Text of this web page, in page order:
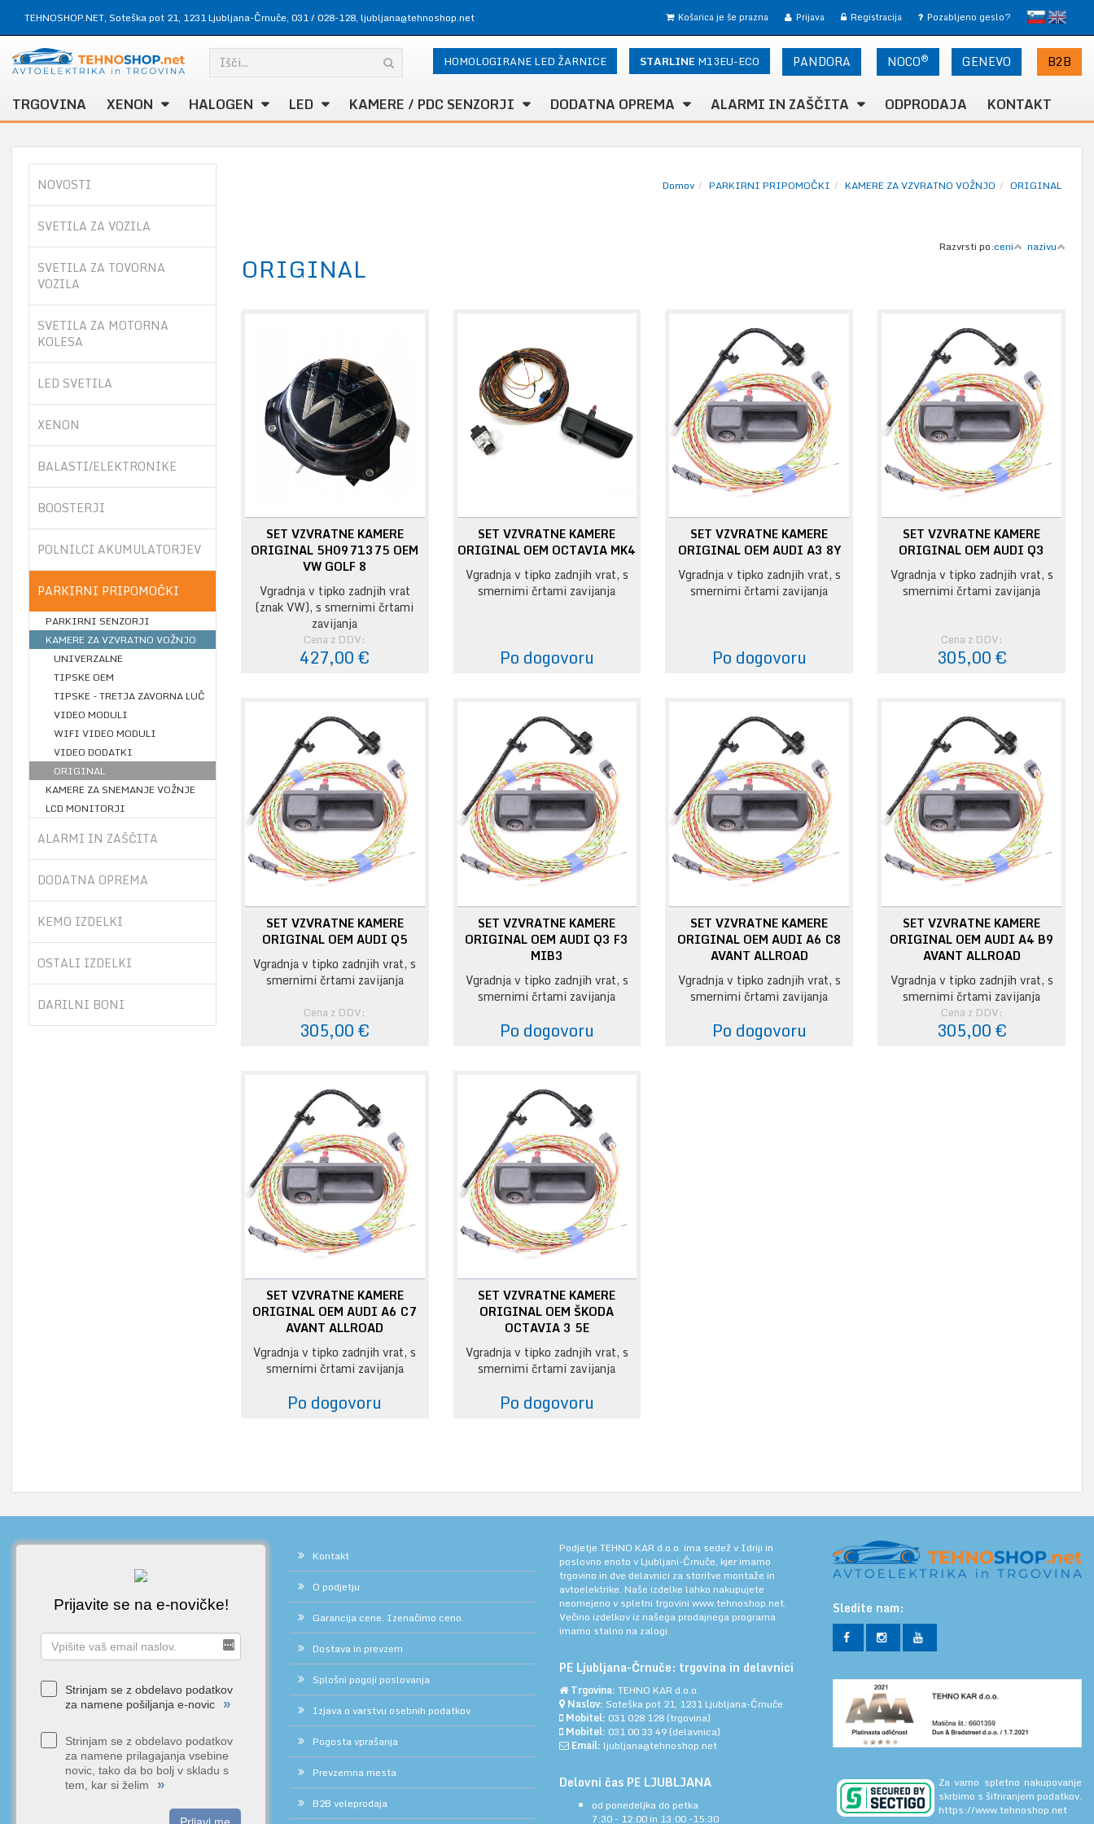
TEHNOSHOP.NET, Soteška pot 21, 1231 Ljubljana-Črnuče, 031 / 028-128, ljubljana@tehnoshop.net slovensko
English
Prijava Registracija Pozabljeno geslo?
Košarica je še prazna
PANDORA NOCO® GENEVO B2B
STARLINE M13EU-ECO
HOMOLOGIRANE LED ŽARNICE
TRGOVINA XENON HALOGEN LED KAMERE / PDC SENZORJI DODATNA OPREMA ALARMI IN ZAŠČITA ODPRODAJA KONTAKT
NOVOSTI
SVETILA ZA VOZILA
SVETILA ZA TOVORNA
VOZILA
SVETILA ZA MOTORNA
KOLESA
LED SVETILA
XENON
BALASTI/ELEKTRONIKE
BOOSTERJI
POLNILCI AKUMULATORJEV
PARKIRNI PRIPOMOČKI
PARKIRNI SENZORJI
KAMERE ZA VZVRATNO VOŽNJO
UNIVERZALNE
TIPSKE OEM
TIPSKE - TRETJA ZAVORNA LUČ
VIDEO MODULI
WIFI VIDEO MODULI
VIDEO DODATKI
ORIGINAL
KAMERE ZA SNEMANJE VOŽNJE
LCD MONITORJI
ALARMI IN ZAŠČITA
DODATNA OPREMA
KEMO IZDELKI
OSTALI IZDELKI
DARILNI BONI
Domov PARKIRNI PRIPOMOČKI KAMERE ZA VZVRATNO VOŽNJO ORIGINAL
Razvrsti po:ceni nazivu
ORIGINAL
SET VZVRATNE KAMERE
ORIGINAL 5H0971375 OEM
VW GOLF 8
Vgradnja v tipko zadnjih vrat
(znak VW), s smernimi črtami
zavijanja
Cena z DDV:
427,00 €
SET VZVRATNE KAMERE
ORIGINAL OEM OCTAVIA MK4
Vgradnja v tipko zadnjih vrat, s
smernimi črtami zavijanja
Po dogovoru
SET VZVRATNE KAMERE
ORIGINAL OEM AUDI A3 8Y
Vgradnja v tipko zadnjih vrat, s
smernimi črtami zavijanja
Po dogovoru
SET VZVRATNE KAMERE
ORIGINAL OEM AUDI Q3
Vgradnja v tipko zadnjih vrat, s
smernimi črtami zavijanja
Cena z DDV:
305,00 €
SET VZVRATNE KAMERE
ORIGINAL OEM AUDI Q5
Vgradnja v tipko zadnjih vrat, s
smernimi črtami zavijanja
Cena z DDV:
305,00 €
SET VZVRATNE KAMERE
ORIGINAL OEM AUDI Q3 F3
MIB3
Vgradnja v tipko zadnjih vrat, s
smernimi črtami zavijanja
Po dogovoru
SET VZVRATNE KAMERE
ORIGINAL OEM AUDI A6 C8
AVANT ALLROAD
Vgradnja v tipko zadnjih vrat, s
smernimi črtami zavijanja
Po dogovoru
SET VZVRATNE KAMERE
ORIGINAL OEM AUDI A4 B9
AVANT ALLROAD
Vgradnja v tipko zadnjih vrat, s
smernimi črtami zavijanja
Cena z DDV:
305,00 €
SET VZVRATNE KAMERE
ORIGINAL OEM AUDI A6 C7
AVANT ALLROAD
Vgradnja v tipko zadnjih vrat, s
smernimi črtami zavijanja
Po dogovoru
SET VZVRATNE KAMERE
ORIGINAL OEM ŠKODA
OCTAVIA 3 5E
Vgradnja v tipko zadnjih vrat, s
smernimi črtami zavijanja
Po dogovoru
Prijavite se na e-novičke!
Strinjam se z obdelavo podatkov
za namene pošiljanja e-novic
»
Strinjam se z obdelavo podatkov
za namene prilagajanja vsebine
novic, tako da bo bolj v skladu s
tem, kar si želim
»
Kontakt
O podjetju
Garancija cene. Izenačimo ceno.
Dostava in prevzem
Splošni pogoji poslovanja
Izjava o varstvu osebnih podatkov
Pogosta vprašanja
Prevzemna mesta
B2B veleprodaja
Podjetje TEHNO KAR d.o.o. ima sedež v Idriji in
poslovno enoto v Ljubljani-Črnuče, kjer imamo
trgovino in dve delavnici za storitve montaže in
avtoelektrike. Naše izdelke lahko nakupujete
neomejeno v spletni trgovini www.tehnoshop.net.
Večino izdelkov iz našega prodajnega programa
imamo stalno na zalogi.
PE Ljubljana-Črnuče: trgovina in delavnici
Trgovina: TEHNO KAR d.o.o.
Naslov: Soteška pot 21, 1231 Ljubljana-Črnuče
Mobitel: 031 028 128 (trgovina)
Mobitel: 031 00 33 49 (delavnica)
Email: ljubljana@tehnoshop.net
Delovni čas PE LJUBLJANA
od ponedeljka do petka
7:30 - 12:00 in 13:00 -15:30
Sledite nam:
Za varno spletno nakupovanje
skrbimo s šifriranjem podatkov.
https://www.tehnoshop.net